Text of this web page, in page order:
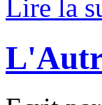
Lire la